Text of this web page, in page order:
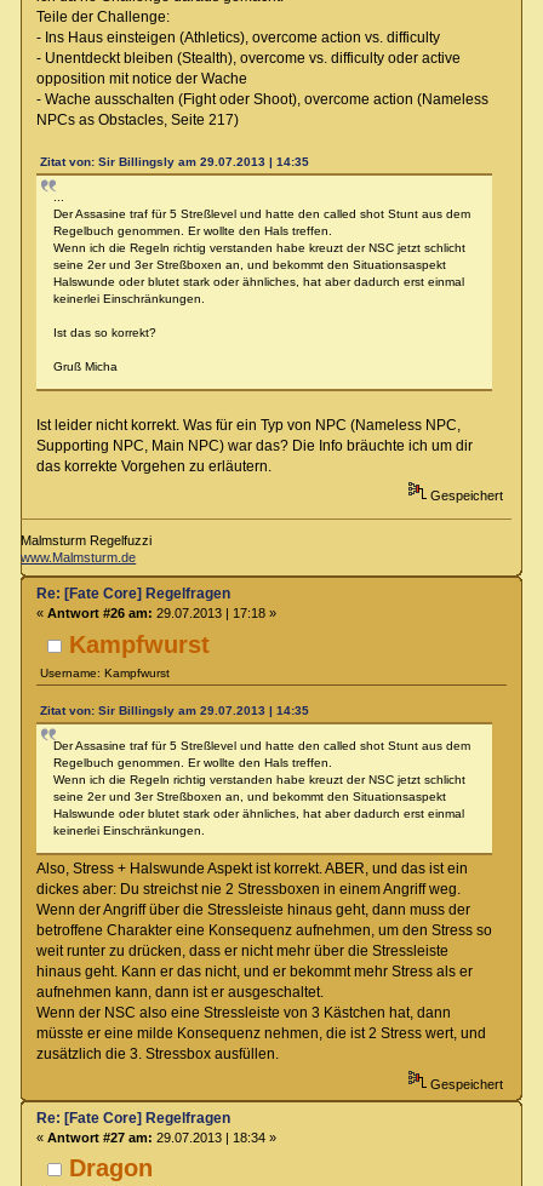
Teile der Challenge:
- Ins Haus einsteigen (Athletics), overcome action vs. difficulty
- Unentdeckt bleiben (Stealth), overcome vs. difficulty oder active
opposition mit notice der Wache
- Wache ausschalten (Fight oder Shoot), overcome action (Nameless
NPCs as Obstacles, Seite 217)
Zitat von: Sir Billingsly am 29.07.2013 | 14:35
Der Assasine traf für 5 Streßlevel und hatte den called shot Stunt aus dem
Regelbuch genommen. Er wollte den Hals treffen.
Wenn ich die Regeln richtig verstanden habe kreuzt der NSC jetzt schlicht
seine 2er und 3er Streßboxen an, und bekommt den Situationsaspekt
Halswunde oder blutet stark oder ähnliches, hat aber dadurch erst einmal
keinerlei Einschränkungen.
Ist das so korrekt?
Gruß Micha
Ist leider nicht korrekt. Was für ein Typ von NPC (Nameless NPC,
Supporting NPC, Main NPC) war das? Die Info bräuchte ich um dir
das korrekte Vorgehen zu erläutern.
Gespeichert
Malmsturm Regelfuzzi
www.Malmsturm.de
Kampfwurst
Username: Kampfwurst
Re: [Fate Core] Regelfragen
« Antwort #26 am: 29.07.2013 | 17:18 »
Zitat von: Sir Billingsly am 29.07.2013 | 14:35
Der Assasine traf für 5 Streßlevel und hatte den called shot Stunt aus dem
Regelbuch genommen. Er wollte den Hals treffen.
Wenn ich die Regeln richtig verstanden habe kreuzt der NSC jetzt schlicht
seine 2er und 3er Streßboxen an, und bekommt den Situationsaspekt
Halswunde oder blutet stark oder ähnliches, hat aber dadurch erst einmal
keinerlei Einschränkungen.
Also, Stress + Halswunde Aspekt ist korrekt. ABER, und das ist ein
dickes aber: Du streichst nie 2 Stressboxen in einem Angriff weg.
Wenn der Angriff über die Stressleiste hinaus geht, dann muss der
betroffene Charakter eine Konsequenz aufnehmen, um den Stress so
weit runter zu drücken, dass er nicht mehr über die Stressleiste
hinaus geht. Kann er das nicht, und er bekommt mehr Stress als er
aufnehmen kann, dann ist er ausgeschaltet.
Wenn der NSC also eine Stressleiste von 3 Kästchen hat, dann
müsste er eine milde Konsequenz nehmen, die ist 2 Stress wert, und
zusätzlich die 3. Stressbox ausfüllen.
Gespeichert
Dragon
Re: [Fate Core] Regelfragen
« Antwort #27 am: 29.07.2013 | 18:34 »